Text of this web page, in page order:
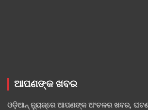
ଆପଣଙ୍କ ଖବର
ଓଡ଼ିଆନ୍ ନ୍ୟୁଜ୍‌ରେ ଆପଣଙ୍କ ଅଂଚଳର ଖବର, ଘଟଣା,